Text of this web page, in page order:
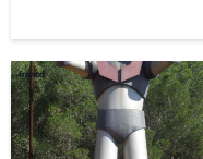
francd